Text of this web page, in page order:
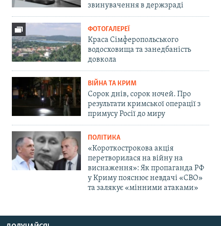
звинувачення в держзраді
ФОТОГАЛЕРЕЇ
Краса Сімферопольського
водосховища та занедбаність
довкола
ВІЙНА ТА КРИМ
Сорок днів, сорок ночей. Про
результати кримської операції з
примусу Росії до миру
ПОЛІТИКА
«Короткострокова акція
перетворилася на війну на
виснаження»: Як пропаганда РФ
у Криму пояснює невдачі «СВО»
та залякує «мінними атаками»